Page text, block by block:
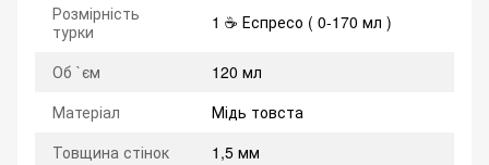
Розмірність
турки
1 ☕ Еспресо ( 0-170 мл )
Об `єм
120 мл
Матеріал
Мідь товста
Товщина стінок
1,5 мм